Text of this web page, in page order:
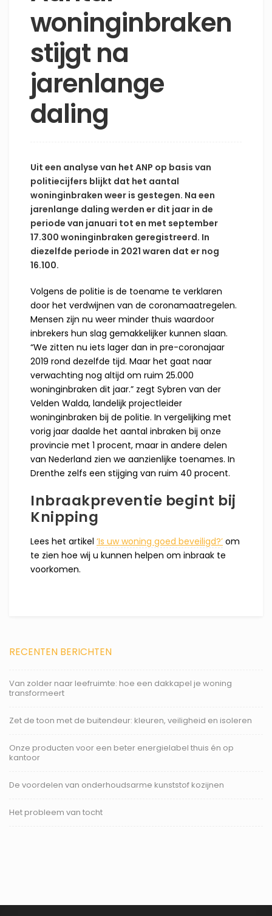
woninginbraken
stijgt na
jarenlange
daling
Uit een analyse van het ANP op basis van
politiecijfers blijkt dat het aantal
woninginbraken weer is gestegen. Na een
jarenlange daling werden er dit jaar in de
periode van januari tot en met september
17.300 woninginbraken geregistreerd. In
diezelfde periode in 2021 waren dat er nog
16.100.
Volgens de politie is de toename te verklaren
door het verdwijnen van de coronamaatregelen.
Mensen zijn nu weer minder thuis waardoor
inbrekers hun slag gemakkelijker kunnen slaan.
“We zitten nu iets lager dan in pre-coronajaar
2019 rond dezelfde tijd. Maar het gaat naar
verwachting nog altijd om ruim 25.000
woninginbraken dit jaar.” zegt Sybren van der
Velden Walda, landelijk projectleider
woninginbraken bij de politie. In vergelijking met
vorig jaar daalde het aantal inbraken bij onze
provincie met 1 procent, maar in andere delen
van Nederland zien we aanzienlijke toenames. In
Drenthe zelfs een stijging van ruim 40 procent.
Inbraakpreventie begint bij
Knipping
Lees het artikel ‘Is uw woning goed beveiligd?’ om
te zien hoe wij u kunnen helpen om inbraak te
voorkomen.
RECENTEN BERICHTEN
Van zolder naar leefruimte: hoe een dakkapel je woning
transformeert
Zet de toon met de buitendeur: kleuren, veiligheid en isoleren
Onze producten voor een beter energielabel thuis én op
kantoor
De voordelen van onderhoudsarme kunststof kozijnen
Het probleem van tocht